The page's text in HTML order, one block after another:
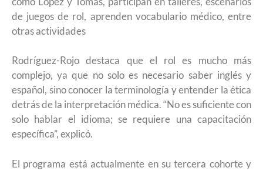
de juegos de rol, aprenden vocabulario médico, entre
otras actividades
Rodríguez-Rojo destaca que el rol es mucho más
complejo, ya que no solo es necesario saber inglés y
español, sino conocer la terminología y entender la ética
detrás de la interpretación médica. “No es suficiente con
solo hablar el idioma; se requiere una capacitación
específica”, explicó.
El programa está actualmente en su tercera cohorte y